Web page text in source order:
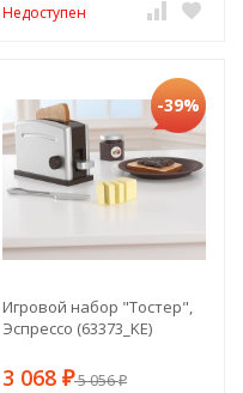
Недоступен
-39%
Игровой набор "Тостер",
Эспрессо (63373_KE)
3 068 ₽5 056₽